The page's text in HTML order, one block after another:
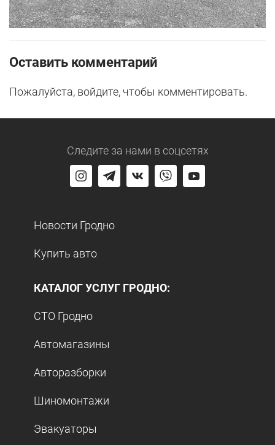
Оставить комментарий
Пожалуйста, войдите, чтобы комментировать.
Следите за нами в соцсетях
Новости Гродно
Купить авто
КАТАЛОГ УСЛУГ ГРОДНО:
СТО Гродно
Автомагазины
Авторазборки
Шиномонтажи
Эвакуаторы